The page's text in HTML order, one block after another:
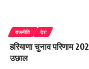
राजनीति देश
हरियाणा चुनाव परिणाम
उछाल